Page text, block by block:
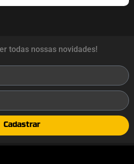
todas nossas novidades!
Cadastrar